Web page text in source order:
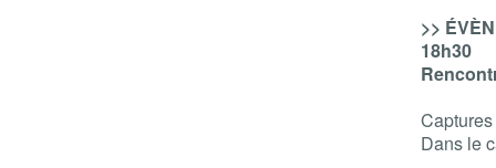
>>
18h30
Dans le